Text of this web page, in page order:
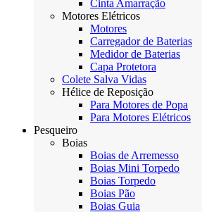
Cinta Amarração
Motores Elétricos
Motores
Carregador de Baterias
Medidor de Baterias
Capa Protetora
Colete Salva Vidas
Hélice de Reposição
Para Motores de Popa
Para Motores Elétricos
Pesqueiro
Boias
Boias de Arremesso
Boias Mini Torpedo
Boias Torpedo
Boias Pão
Boias Guia